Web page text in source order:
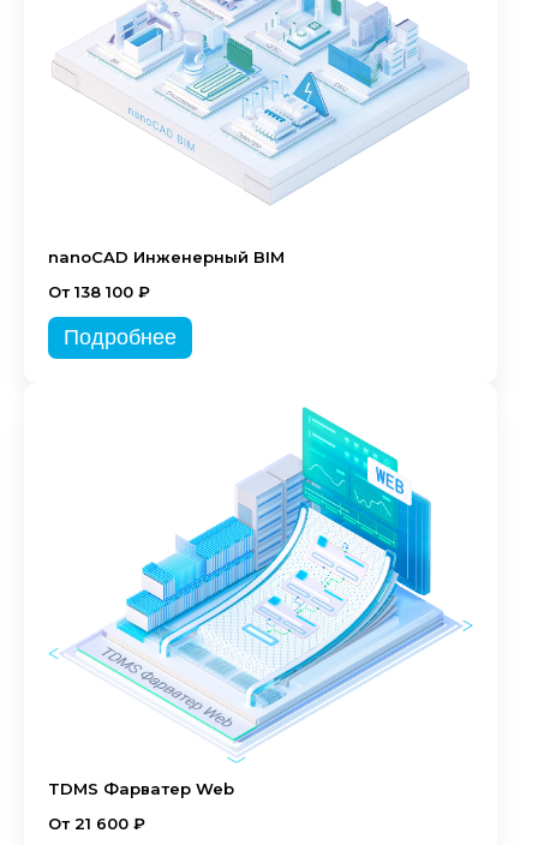
nanoCAD Инженерный BIM
От 138 100 ₽
Подробнее
TDMS Фарватер Web
От 21 600 ₽